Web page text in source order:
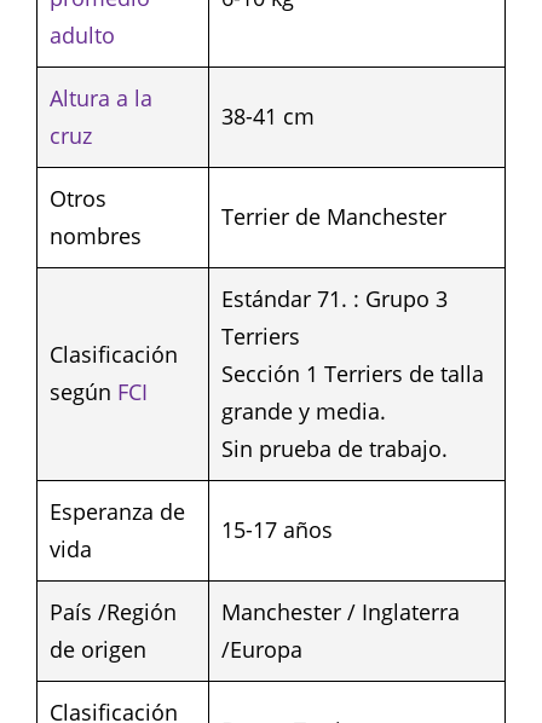
adulto
Altura a la
cruz
38-41 cm
Otros
nombres
Terrier de Manchester
Clasificación
según FCI
Estándar 71. : Grupo 3
Terriers
Sección 1 Terriers de talla
grande y media.
Sin prueba de trabajo.
Esperanza de
vida
15-17 años
País /Región
de origen
Manchester / Inglaterra
/Europa
Clasificación